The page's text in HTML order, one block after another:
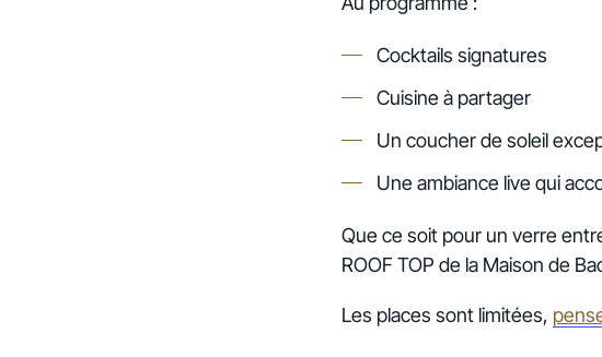
Cocktails signatures
Cuisine à partager
Un coucher de soleil
Une ambiance live qui
Que ce soit pour un verre
ROOF TOP de la Maison de
Les places sont limitées,